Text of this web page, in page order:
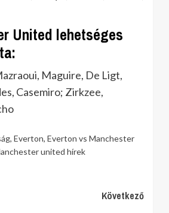
United lehetséges
Maguire, De Ligt,
Casemiro; Zirkzee,
, Everton, Everton vs Manchester
united hírek
Következő